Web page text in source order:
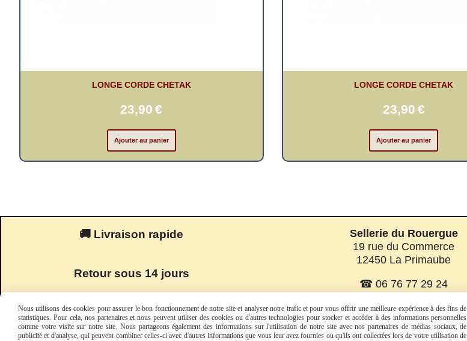
LONGE CORDE CHETAK
23,90 €
Ajouter au panier
LONGE CORDE CHETAK
23,90 €
Ajouter au panier
🚚 Livraison rapide
Retour sous 14 jours
Sellerie du Rouergue
19 rue du Commerce
12450 La Primaube
☎ 06 76 77 29 24
Nous utilisons des cookies pour assurer le bon fonctionnement de notre site et analyser notre trafic et pour vous offrir une meilleure expérience à des fins de
statistiques. Pour cela, nos partenaires et nous peuvent utiliser des cookies ou d'autres technologies pour stocker et accéder à des informations personnelles
comme votre visite sur notre site. Nous partageons également des informations sur l'utilisation de notre site avec nos partenaires de médias sociaux, de
publicité et d'analyse, qui peuvent combiner celles-ci avec d'autres informations que vous leur avez fournies ou qu'ils ont collectées lors de votre utilisation de